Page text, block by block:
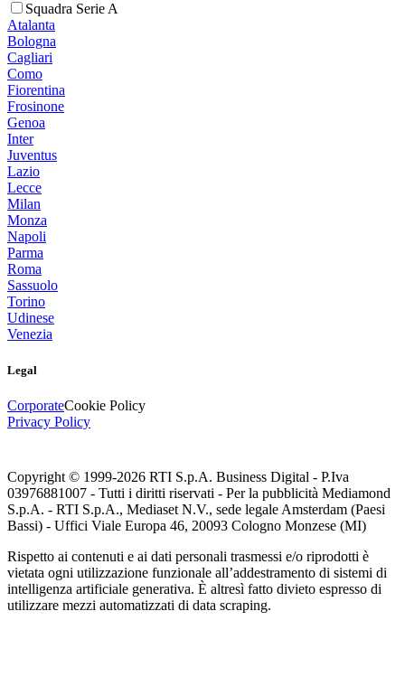
Squadra Serie A
Atalanta
Bologna
Cagliari
Como
Fiorentina
Frosinone
Genoa
Inter
Juventus
Lazio
Lecce
Milan
Monza
Napoli
Parma
Roma
Sassuolo
Torino
Udinese
Venezia
Legal
CorporateCookie Policy
Privacy Policy
Copyright © 1999-2026 RTI S.p.A. Business Digital - P.Iva
03976881007 - Tutti i diritti riservati - Per la pubblicità Mediamond
S.p.A. - RTI S.p.A., Mediaset N.V., sede legale Amsterdam (Paesi
Bassi) - Uffici Viale Europa 46, 20093 Cologno Monzese (MI)
Rispetto ai contenuti e ai dati personali trasmessi e/o riprodotti è
vietata ogni utilizzazione funzionale all’addestramento di sistemi di
intelligenza artificiale generativa. È altresì fatto divieto espresso di
utilizzare mezzi automatizzati di data scraping.